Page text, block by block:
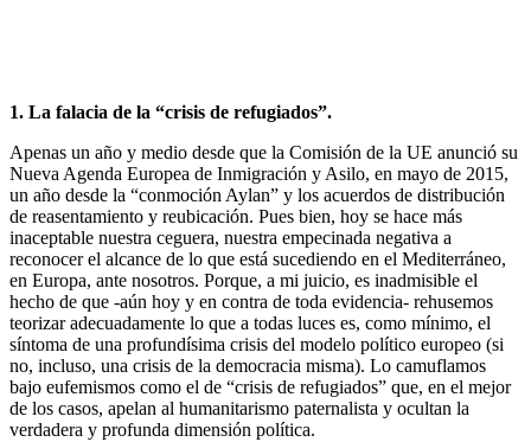
1. La falacia de la “crisis de refugiados”.
Apenas un año y medio desde que la Comisión de la UE anunció su
Nueva Agenda Europea de Inmigración y Asilo, en mayo de 2015,
un año desde la “conmoción Aylan” y los acuerdos de distribución
de reasentamiento y reubicación. Pues bien, hoy se hace más
inaceptable nuestra ceguera, nuestra empecinada negativa a
reconocer el alcance de lo que está sucediendo en el Mediterráneo,
en Europa, ante nosotros. Porque, a mi juicio, es inadmisible el
hecho de que -aún hoy y en contra de toda evidencia- rehusemos
teorizar adecuadamente lo que a todas luces es, como mínimo, el
síntoma de una profundísima crisis del modelo político europeo (si
no, incluso, una crisis de la democracia misma). Lo camuflamos
bajo eufemismos como el de “crisis de refugiados” que, en el mejor
de los casos, apelan al humanitarismo paternalista y ocultan la
verdadera y profunda dimensión política.